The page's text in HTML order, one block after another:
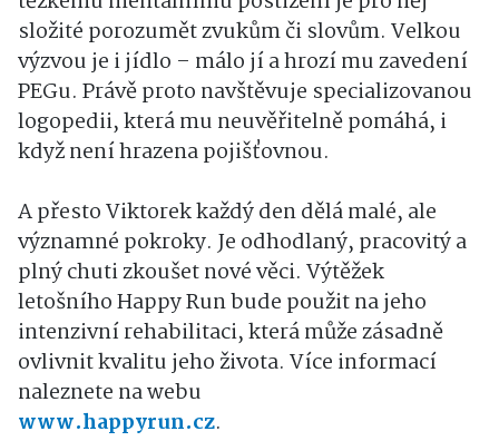
složité porozumět zvukům či slovům. Velkou
výzvou je i jídlo – málo jí a hrozí mu zavedení
PEGu. Právě proto navštěvuje specializovanou
logopedii, která mu neuvěřitelně pomáhá, i
když není hrazena pojišťovnou.
A přesto Viktorek každý den dělá malé, ale
významné pokroky. Je odhodlaný, pracovitý a
plný chuti zkoušet nové věci. Výtěžek
letošního Happy Run bude použit na jeho
intenzivní rehabilitaci, která může zásadně
ovlivnit kvalitu jeho života. Více informací
naleznete na webu
www.happyrun.cz.